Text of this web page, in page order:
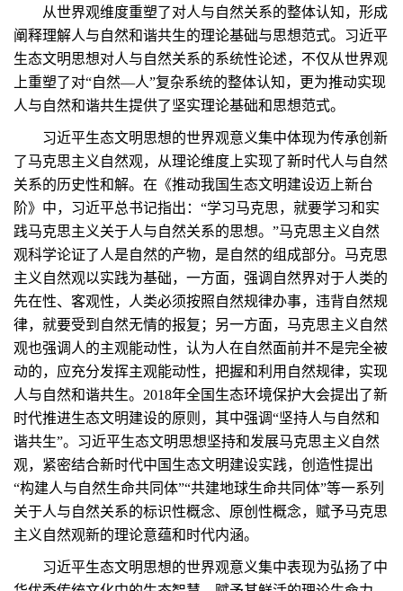
从世界观维度重塑了对人与自然关系的整体认知，形成
阐释理解人与自然和谐共生的理论基础与思想范式。习近平
生态文明思想对人与自然关系的系统性论述，不仅从世界观
上重塑了对“自然—人”复杂系统的整体认知，更为推动实现
人与自然和谐共生提供了坚实理论基础和思想范式。
习近平生态文明思想的世界观意义集中体现为传承创新
了马克思主义自然观，从理论维度上实现了新时代人与自然
关系的历史性和解。在《推动我国生态文明建设迈上新台
阶》中，习近平总书记指出：“学习马克思，就要学习和实
践马克思主义关于人与自然关系的思想。”马克思主义自然
观科学论证了人是自然的产物，是自然的组成部分。马克思
主义自然观以实践为基础，一方面，强调自然界对于人类的
先在性、客观性，人类必须按照自然规律办事，违背自然规
律，就要受到自然无情的报复；另一方面，马克思主义自然
观也强调人的主观能动性，认为人在自然面前并不是完全被
动的，应充分发挥主观能动性，把握和利用自然规律，实现
人与自然和谐共生。2018年全国生态环境保护大会提出了新
时代推进生态文明建设的原则，其中强调“坚持人与自然和
谐共生”。习近平生态文明思想坚持和发展马克思主义自然
观，紧密结合新时代中国生态文明建设实践，创造性提出
“构建人与自然生命共同体”“共建地球生命共同体”等一系列
关于人与自然关系的标识性概念、原创性概念，赋予马克思
主义自然观新的理论意蕴和时代内涵。
习近平生态文明思想的世界观意义集中表现为弘扬了中